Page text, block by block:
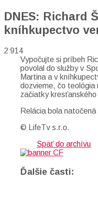
DNES: Richard
kníhkupectvo
2 914
Vypočujte si príbeh
povolal do služby v
Martina a v
dozvieme, čo teológia
začiatky
Relácia bola
© LifeTv s.r.o.
Späť do archívu
Ďalšie časti: